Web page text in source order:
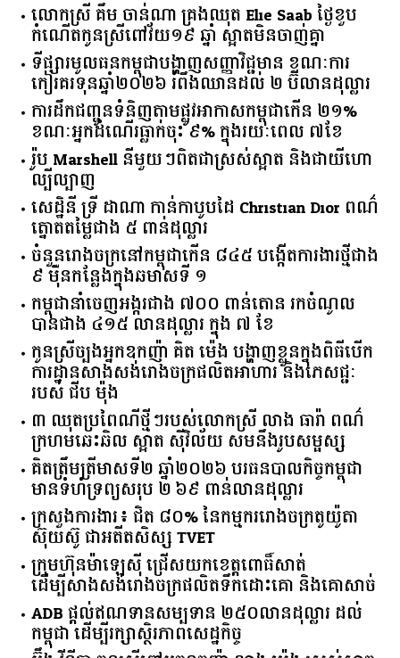
លោកស្រី គឹម ចាន់ណា គ្រងឈុត Elie Saab ថ្ងៃខួប
កំណើតកូនស្រីពៅវ័យ១៩ ឆ្នាំ ស្អាតមិនចាញ់គ្នា
ទីផ្សារ​មូលធន​កម្ពុជា​បង្ហាញ​សញ្ញា​វិជ្ជមាន​ ​ខណៈ​ការ​
កៀរគរ​ទុន​ឆ្នាំ​២០២៦​ ​រំពឹង​ឈានដល់​ ​២​ ​ប៊ីលាន​ដុល្លារ​
ការដឹកជញ្ជូនទំនិញតាមផ្លូវអាកាសកម្ពុជាកើន ២១%
ខណៈអ្នកដំណើរធ្លាក់ចុះ ៩% ក្នុងរយៈពេល ៧ខែ
រ៉ូប Marshell នីមួយៗពិតជាស្រស់ស្អាត និងជាយីហោ
ល្បីល្បាញ
សេដ្ឋិនី ទ្រី ដាណា កាន់កាបូបដៃ Christian Dior ពណ៌
ត្នោតតម្លៃជាង ៥ ពាន់ដុល្លារ
ចំនួន​រោងចក្រ​នៅ​កម្ពុជា​កើន​ ​៨៤៥​ ​បង្កើត​ការងារ​ថ្មី​ជាង​
​៩​ ​ម៉ឺន​កន្លែង​ក្នុង​ឆមាស​ទី ​១​
កម្ពុជានាំចេញអង្ករជាង ៧០០ ពាន់តោន រកចំណូល
បានជាង ៤១៥ លានដុល្លារ ក្នុង ៧ ខែ
កូនស្រីច្បងអ្នកឧកញ៉ា គិត ម៉េង បង្ហាញខ្លួនក្នុងពិធីបើក
ការដ្ឋានសាងសង់រោងចក្រផលិតអាហារ និងភេសជ្ជៈ
របស់ ជីប ម៉ុង
៣ ឈុតប្រពៃណីថ្មីៗរបស់លោកស្រី លាង ធារ៉ា ពណ៌
ក្រហមឆេះឆិល ស្អាត ​ស៊ីវិល័យ សមនឹងរូបសម្ផស្ស
គិត​ត្រឹមត្រីមាស​ទី​២​ ​ឆ្នាំ​២០២៦​ បរធន​បាលកិច្ច​កម្ពុជា​ ​
មាន​ទំហំ​ទ្រព្យ​សរុប​ ​២.៦៩​ ​ពាន់លាន​ដុល្លារ​
ក្រសួង​ការងារ​៖ ​ជិត​ ​៨០​% ​នៃ​កម្មករ​រោងចក្រ​តូយ៉ូតា ​
ស៊ុយ​ស៊ូ ​ជា​អតីត​សិស្ស​ ​TVET​
ក្រុមហ៊ុន​ម៉ាឡេស៊ី ជ្រើសយកខេត្ដពោធិ៍សាត់
ដើម្បីសាងសង់រោងចក្រផលិតទឹកដោះគោ និងគោសាច់
ADB ផ្តល់ឥណទានសម្បទាន ២៥០លានដុល្លារ ដល់
កម្ពុជា ដើម្បីរក្សាស្ថិរភាពសេដ្ឋកិច្ច